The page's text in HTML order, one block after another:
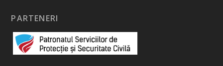
PARTENERI